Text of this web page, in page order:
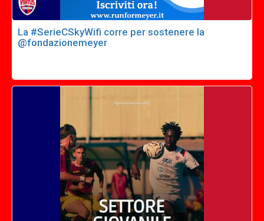
La #SerieCSkyWifi corre per sostenere la
@fondazionemeyer